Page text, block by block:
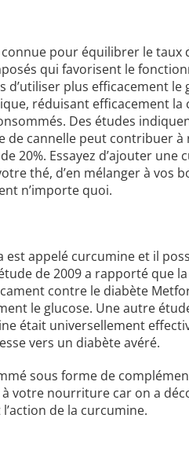
connue pour équilibrer le taux
qui favorisent le
plus efficacement le
réduisant efficacement la
Des études
cannelle peut contribuer à
20%. Essayez d’ajouter une
thé, d’en mélanger à vos
n’importe quoi.
est appelé curcumine et il
de 2009 a rapporté que
contre le diabète
le glucose. Une autre
était universellement
vers un diabète avéré.
sous forme de
votre nourriture car on a
de la curcumine.